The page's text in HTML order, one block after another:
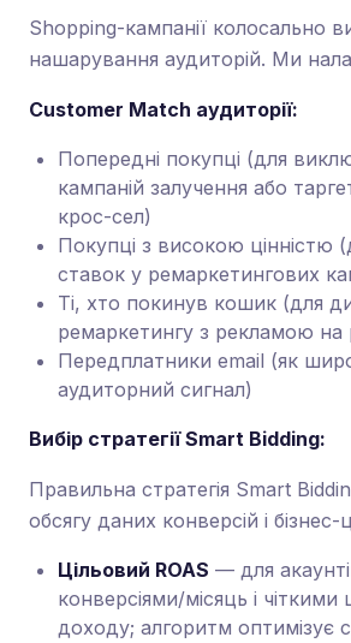
Shopping-кампанії колосально
нашарування аудиторій. Ми
Customer Match аудиторії:
Попередні покупці (для
кампаній залучення або
крос-сел)
Покупці з високою цінністю
ставок у ремаркетингових
Ті, хто покинув кошик (для
ремаркетингу з рекламою на
Передплатники email (як
аудиторний сигнал)
Вибір стратегії Smart Bidding:
Правильна стратегія Smart
обсягу даних конверсій і бізнес-
Цільовий ROAS — для
конверсіями/місяць і
доходу; алгоритм оптимізує